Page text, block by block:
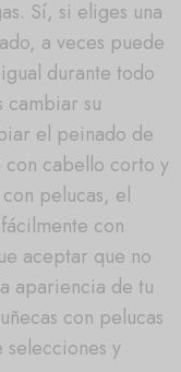
Sí, si eliges una
a veces puede
durante todo
cambiar su
el peinado de
con cabello corto y
pelucas, el
con
aceptar que no
apariencia de tu
con pelucas
y